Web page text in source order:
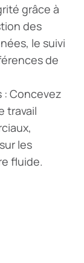
grâce à
des
le suivi
de
: Concevez
travail
les
fluide.